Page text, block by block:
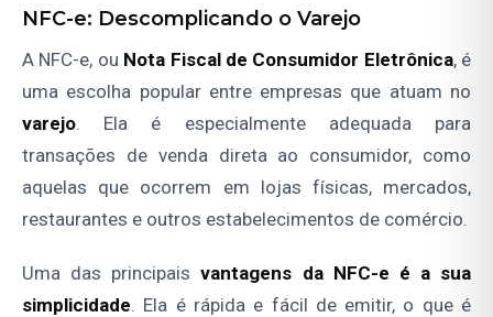
NFC-e: Descomplicando o Varejo
A NFC-e, ou Nota Fiscal de Consumidor Eletrônica, é
uma escolha popular entre empresas que atuam no
varejo. Ela é especialmente adequada para
transações de venda direta ao consumidor, como
aquelas que ocorrem em lojas físicas, mercados,
restaurantes e outros estabelecimentos de comércio.
Uma das principaisvantagens da NFC-e é a sua
simplicidade. Ela é rápida e fácil de emitir, o que é